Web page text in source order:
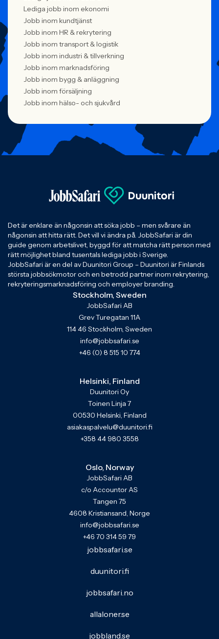
Lediga jobb inom ekonomi
Jobb inom kundtjänst
Jobb inom HR & rekrytering
Jobb inom transport & logistik
Jobb inom industri & tillverkning
Jobb inom marknadsföring
Jobb inom bygg & anläggning
Jobb inom försäljning
Jobb inom hälso- och sjukvård
Det är enklare än någonsin att söka jobb – men svårare än
någonsin att hitta rätt. Det vill vi ändra på. JobbSafari är din
guide genom arbetslivet, byggd för att matcha rätt person med
rätt möjlighet bland tusentals lediga jobb i Sverige.
JobbSafari är en del av Duunitori Group – Duunitori är Finlands
största jobbsökmotor och en betrodd partner inom rekrytering,
rekryteringsmarknadsföring och employer branding.
Stockholm, Sweden
JobbSafari AB
Grev Turegatan 11A
114 46 Stockholm, Sweden
info@jobbsafari.se
+46 (0) 8 515 10 774
Helsinki, Finland
Duunitori Oy
Toinen Linja 7
00530 Helsinki, Finland
asiakaspalvelu@duunitori.fi
+358 44 980 3558
Oslo, Norway
JobbSafari AB
c/o Accountor AS
Tangen 75
4608 Kristiansand, Norge
info@jobbsafari.se
+46 70 314 59 79
jobbsafari.se
duunitori.fi
jobbsafari.no
allaloner.se
jobbland.se